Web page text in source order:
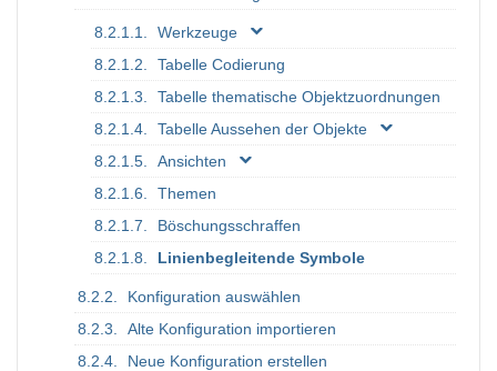
Werkzeuge
Tabelle Codierung
Tabelle thematische Objektzuordnungen
Tabelle Aussehen der Objekte
Ansichten
Themen
Böschungsschraffen
Linienbegleitende Symbole
Konfiguration auswählen
Alte Konfiguration importieren
Neue Konfiguration erstellen